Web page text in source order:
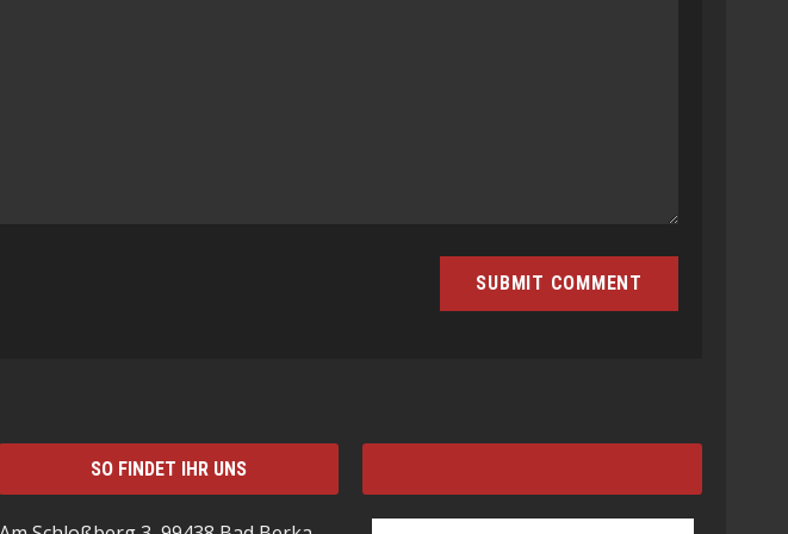
SO FINDET IHR UNS